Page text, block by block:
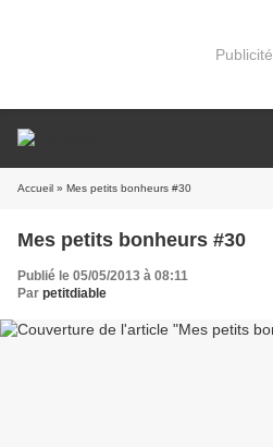
Publicité
Accueil » Mes petits bonheurs #30
Mes petits bonheurs #30
Publié le 05/05/2013 à 08:11
Par petitdiable